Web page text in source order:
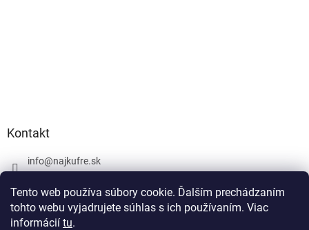
Tento web používa súbory cookie. Ďalším prechádzaním
tohto webu vyjadrujete súhlas s ich používaním. Viac
informácií tu.
Kontakt
info@najkufre.sk
Facebook